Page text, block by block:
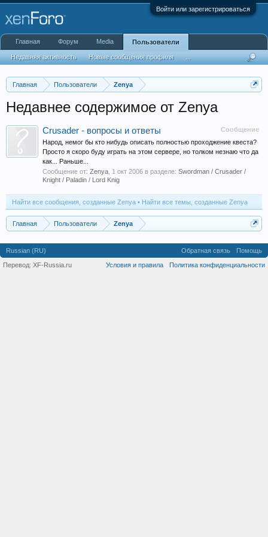
Войти или зарегистрироваться
Главная Пользователи Zenya
Недавнее содержимое от Zenya
Сообщение
Crusader - вопросы и ответы
Народ, немог бы кто нибудь описать полностью проходжение квеста?
Просто я скоро буду играть на этом сервере, но толком незнаю что да
как... Раньше...
Сообщение от: Zenya 1 окт 2006 в разделе: Swordman / Crusader /
Knight / Paladin / Lord Knig
Найти все сообщения, созданные Zenya Найти все темы, созданные Zenya
Главная Пользователи Zenya
Главная Форум Media Пользователи
Недавняя активность Новые сообщения профиля
Russian (RU) Обратная связь
Помощь
Условия и правила
Политика конфиденциальности
Перевод: XF-Russia.ru